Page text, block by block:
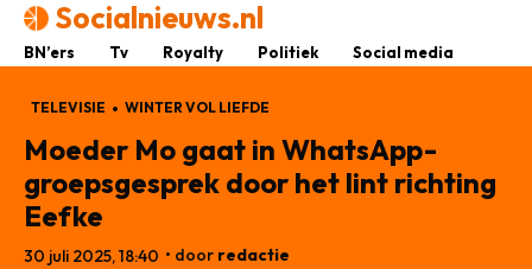
Socialnieuws.nl
BN’ers Tv Royalty Politiek Social media
TELEVISIE WINTER VOL LIEFDE
Moeder Mo gaat in WhatsApp-
groepsgesprek door het lint richting
Eefke
30 juli 2025, 18:40 • door redactie